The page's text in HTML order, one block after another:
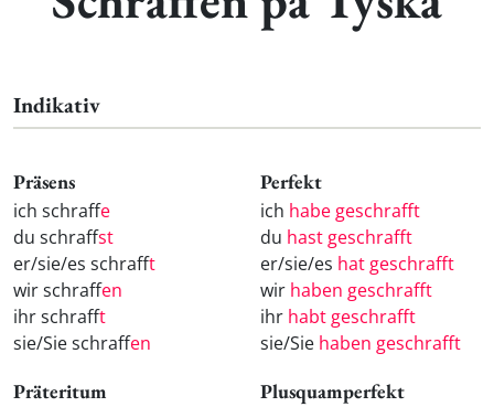
Indikativ
Präsens
ich schraffe
du schraffst
er/sie/es schrafft
wir schraffen
ihr schrafft
sie/Sie schraffen
Perfekt
ich habe geschrafft
du hast geschrafft
er/sie/es hat geschrafft
wir haben geschrafft
ihr habt geschrafft
sie/Sie haben geschrafft
Präteritum Plusquamperfekt